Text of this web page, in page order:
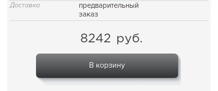
Доставка
предварительный
заказ
8242 руб.
В корзину